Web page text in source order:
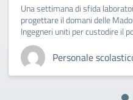
Una settimana di sfida
progettare il domani delle
Ingegneri uniti per custodire il
Personale